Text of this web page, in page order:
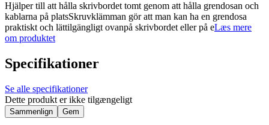
Hjälper till att hålla skrivbordet tomt genom att hålla grendosan och
kablarna på platsSkruvklämman gör att man kan ha en grendosa
praktiskt och lättilgängligt ovanpå skrivbordet eller på eLæs mere
om produktet
Specifikationer
Se alle specifikationer
Dette produkt er ikke tilgængeligt
Sammenlign Gem